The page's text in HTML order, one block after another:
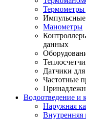
Термометры
Импульсные
Манометры
данных
Датчики
Частотные
Водоотведение и
Наружная
Внутренняя